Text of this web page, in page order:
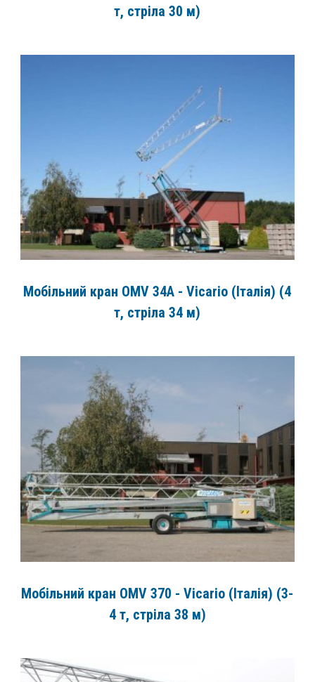
т, стріла 30 м)
Мобільний кран OMV 34A - Vicario (Італія) (4
т, стріла 34 м)
Мобільний кран OMV 370 - Vicario (Італія) (3-
4 т, стріла 38 м)